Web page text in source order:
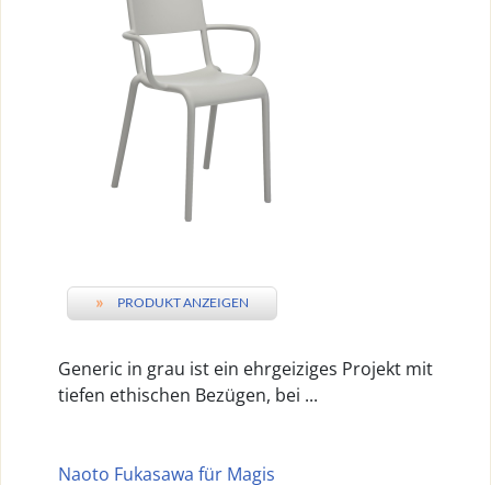
» PRODUKT ANZEIGEN
Generic in grau ist ein ehrgeiziges Projekt mit
tiefen ethischen Bezügen, bei ...
Naoto Fukasawa für Magis